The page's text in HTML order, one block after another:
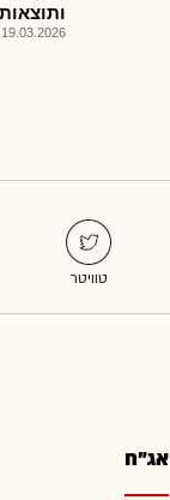
ותוצאות שנת
19.03.2026, 14:00
אג"ח